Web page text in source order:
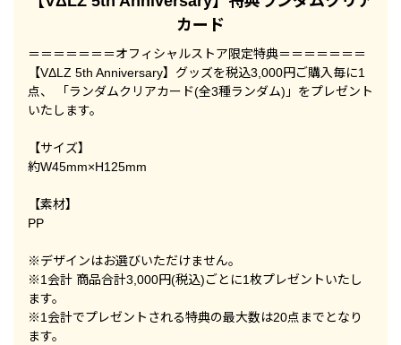
カード
＝＝＝＝＝＝＝オフィシャルストア限定特典＝＝＝＝＝＝＝
【VΔLZ 5th Anniversary】グッズを税込3,000円ご購入毎に1
点、 「ランダムクリアカード(全3種ランダム)」をプレゼント
いたします。
【サイズ】
約W45mm×H125mm
【素材】
PP
※デザインはお選びいただけません。
※1会計 商品合計3,000円(税込)ごとに1枚プレゼントいたし
ます。
※1会計でプレゼントされる特典の最大数は20点までとなり
ます。